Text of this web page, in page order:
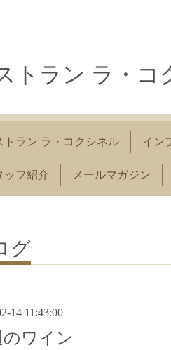
トラン ラ・コ
トラン ラ・コクシネル イン
ッフ紹介 メールマガジン
グ
14 11:43:00
ワイン